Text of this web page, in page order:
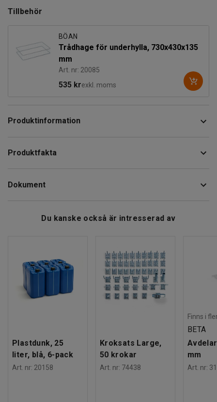
Tillbehör
BÖAN
Trådhage för underhylla, 730x430x135
mm
Art. nr: 20085
535 krexkl. moms
Produktinformation
hyllplan i stryktåligt laminat.
Plastbeklätt handtag som motverkar kalla händer vilket gör
Vagnen har 4 länkhjul och en maxbelastning på 150 kg.
Produktfakta
Höjd: 950 mm
Höjd till översta hyllplanet: 720
mm
Material hyllplan: Laminat
Elförzinkat stål
Antal hyllplan
2
13,51 kg
Dokument
Du kanske också är intresserad av
Plastdunk, 25
liter, blå, 6-pack
Art. nr: 20158
Kroksats Large,
50 krokar
Art. nr: 74438
Finns i
BETA
mm
Art. nr: